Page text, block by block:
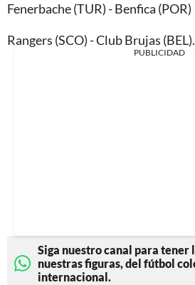
Fenerbache (TUR) - Benfica (POR)
Rangers (SCO) - Club Brujas
PUBLICIDAD
Siga nuestro canal para tener
nuestras figuras, del fútbol
internacional.